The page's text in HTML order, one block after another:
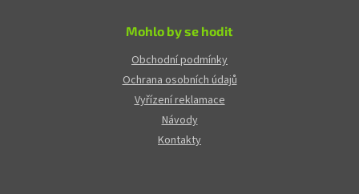
Mohlo by se hodit
Obchodní podmínky
Ochrana osobních údajů
Vyřízení reklamace
Návody
Kontakty